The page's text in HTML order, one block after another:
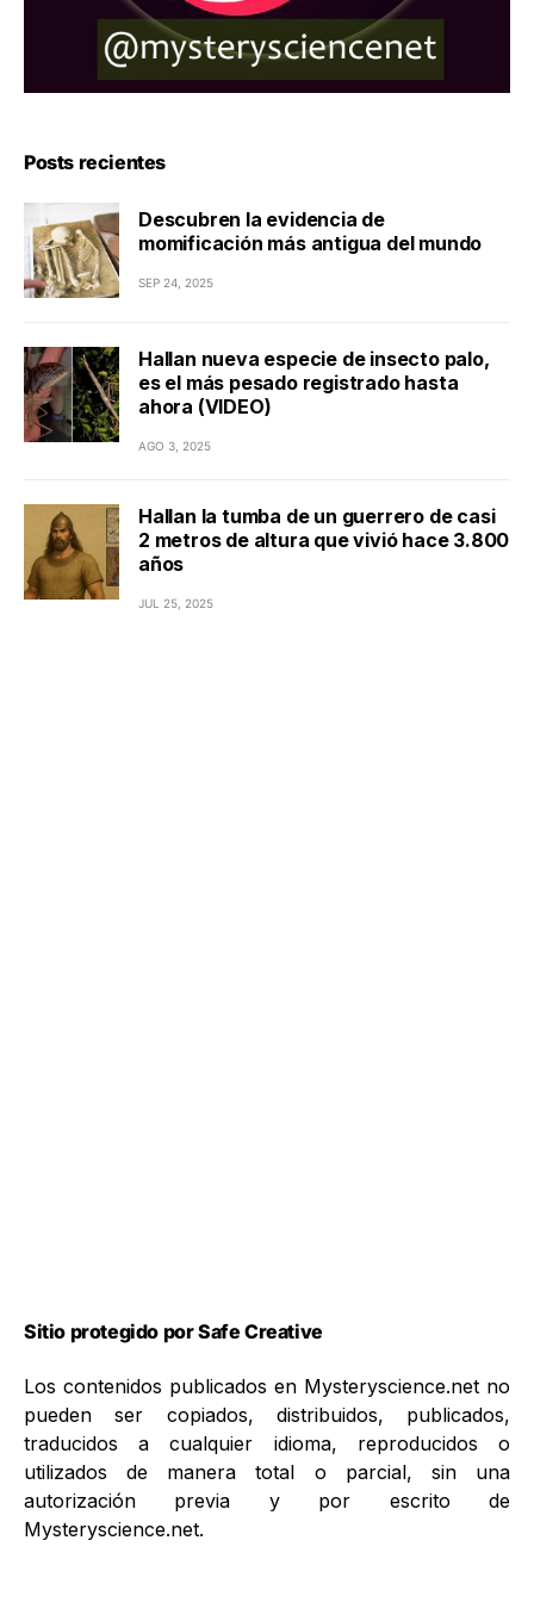
Posts recientes
Descubren la evidencia de
momificación más antigua del mundo
SEP 24, 2025
Hallan nueva especie de insecto palo,
es el más pesado registrado hasta
ahora (VIDEO)
AGO 3, 2025
Hallan la tumba de un guerrero de casi
2 metros de altura que vivió hace 3.800
años
JUL 25, 2025
Sitio protegido por Safe Creative
Los contenidos publicados en Mysteryscience.net no
pueden ser copiados, distribuidos, publicados,
traducidos a cualquier idioma, reproducidos o
utilizados de manera total o parcial, sin una
autorización previa y por escrito de
Mysteryscience.net.